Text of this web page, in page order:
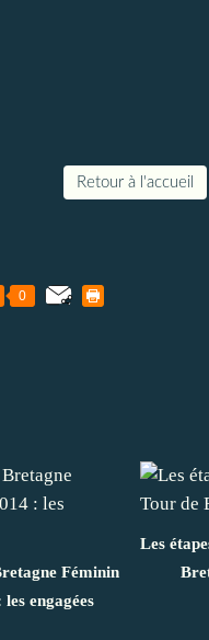
Retour à l'accueil
0
Féminin
les engagées
Les